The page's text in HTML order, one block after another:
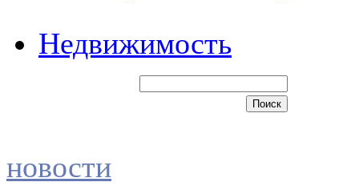
Недвижимость
новости